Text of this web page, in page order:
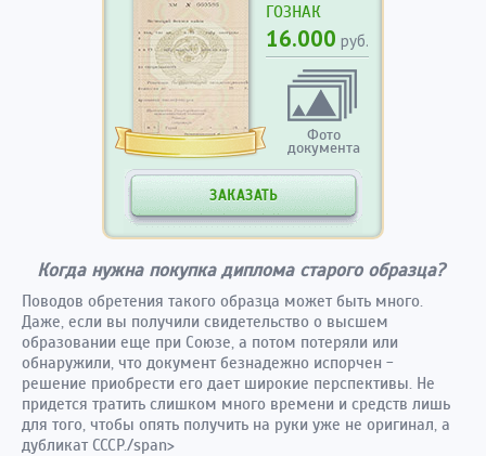
ГОЗНАК
16.000 руб.
Фото
документа
ЗАКАЗАТЬ
Когда нужна покупка диплома старого образца?
Поводов обретения такого образца может быть много.
Даже, если вы получили свидетельство о высшем
образовании еще при Союзе, а потом потеряли или
обнаружили, что документ безнадежно испорчен -
решение приобрести его дает широкие перспективы. Не
придется тратить слишком много времени и средств лишь
для того, чтобы опять получить на руки уже не оригинал, а
дубликат СССР./span>